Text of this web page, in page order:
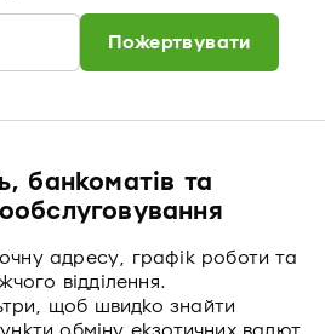
Пожертвувати
банкоматів та
адресу, графік роботи та
відділення.
щоб швидко знайти